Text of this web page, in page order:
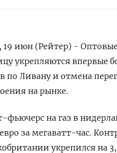
июн (Рейтер) -
укрепляются впервые
по Ливану и отмена
на рынке.
фьючерс на газ в
за мегаватт-час.
укрепился на